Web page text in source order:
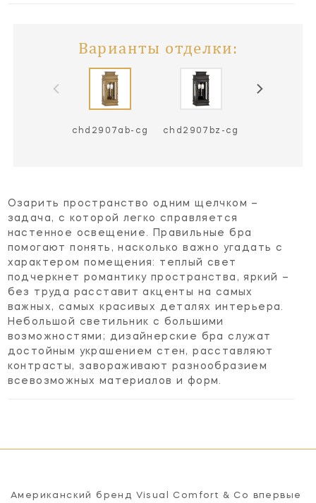
Варианты отделки:
chd2907ab-cg chd2907bz-cg
Озарить пространство одним щелчком –
задача, с которой легко справляется
настенное освещение. Правильные бра
помогают понять, насколько важно угадать с
характером помещения: теплый свет
подчеркнет романтику пространства, яркий –
без труда расставит акценты на самых
важных, самых красивых деталях интерьера.
Небольшой светильник с большими
возможностями; дизайнерские бра служат
достойным украшением стен, расставляют
контрасты, завораживают разнообразием
всевозможных материалов и форм.
Американский бренд Visual Comfort & Co впервые